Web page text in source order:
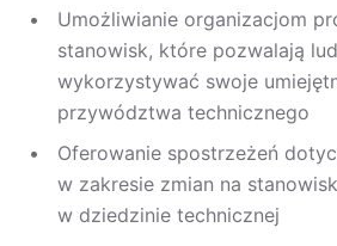
Umożliwianie organizacjom
stanowisk, które pozwalają
wykorzystywać swoje
przywództwa technicznego
Oferowanie spostrzeżeń
w zakresie zmian na
w dziedzinie technicznej